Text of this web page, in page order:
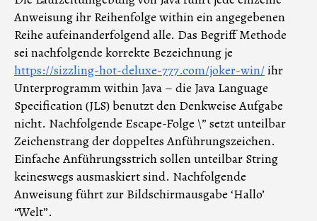
Anweisung ihr Reihenfolge within ein angegebenen
Reihe aufeinanderfolgend alle. Das Begriff Methode
sei nachfolgende korrekte Bezeichnung je
https://sizzling-hot-deluxe-777.com/joker-win/ihr
Unterprogramm within Java – die Java Language
Specification (JLS) benutzt den Denkweise Aufgabe
nicht. Nachfolgende Escape-Folge \” setzt unteilbar
Zeichenstrang der doppeltes Anführungszeichen.
Einfache Anführungsstrich sollen unteilbar String
keineswegs ausmaskiert sind. Nachfolgende
Anweisung führt zur Bildschirmausgabe ‘Hallo’
“Welt”.